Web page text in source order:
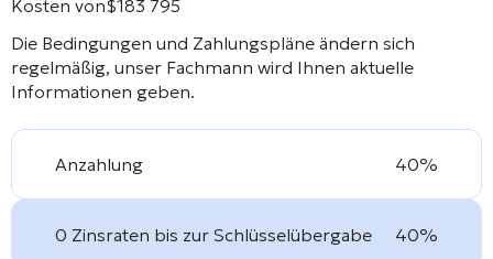
Kosten von$183 795
Die Bedingungen und Zahlungspläne ändern sich
regelmäßig, unser Fachmann wird Ihnen aktuelle
Informationen geben.
Anzahlung 40%
0 Zinsraten bis zur Schlüsselübergabe 40%